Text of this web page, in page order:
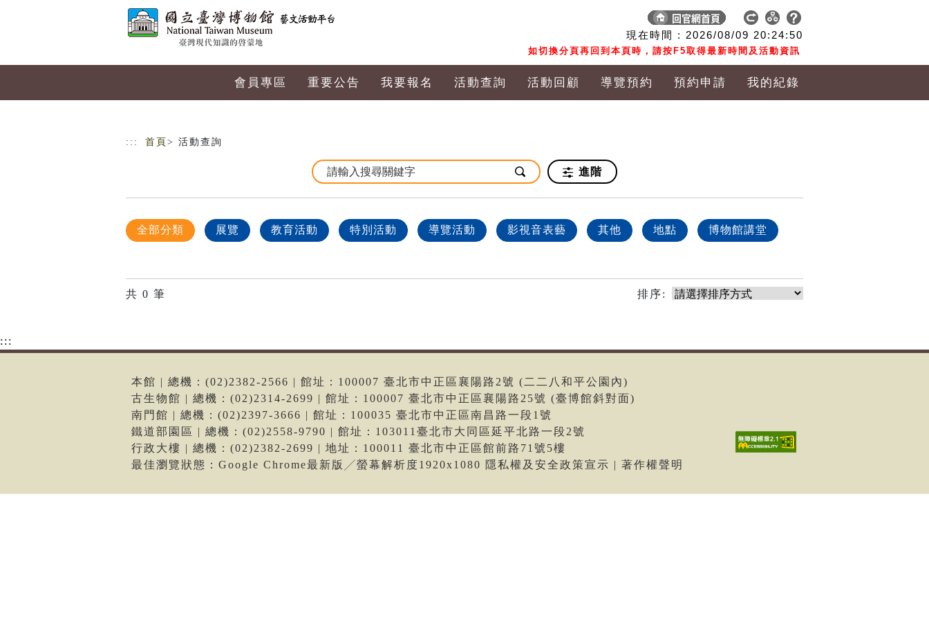
現在時間 : 2026/08/09 20:24:50
如切換分頁再回到本頁時，請按F5取得最新時間及活動資訊
會員專區 重要公告 我要報名 活動查詢 活動回顧 導覽預約 預約申請 我的紀錄
::: 首頁 > 活動查詢
進階
全部分類 展覽 教育活動 特別活動 導覽活動 影視音表藝 其他 地點 博物館講堂
共 0 筆 排序:
:::
本館 | 總機：(02)2382-2566 | 館址：100007 臺北市中正區襄陽路2號 (二二八和平公園內)
古生物館 | 總機：(02)2314-2699 | 館址：100007 臺北市中正區襄陽路25號 (臺博館斜對面)
南門館 | 總機：(02)2397-3666 | 館址：100035 臺北市中正區南昌路一段1號
鐵道部園區 | 總機：(02)2558-9790 | 館址：103011臺北市大同區延平北路一段2號
行政大樓 | 總機：(02)2382-2699 | 地址：100011 臺北市中正區館前路71號5樓
最佳瀏覽狀態：Google Chrome最新版╱螢幕解析度1920x1080 隱私權及安全政策宣示 | 著作權聲明